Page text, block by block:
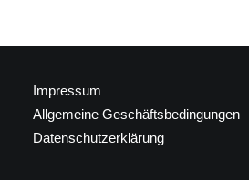
Impressum
Allgemeine Geschäftsbedingungen
Datenschutzerklärung